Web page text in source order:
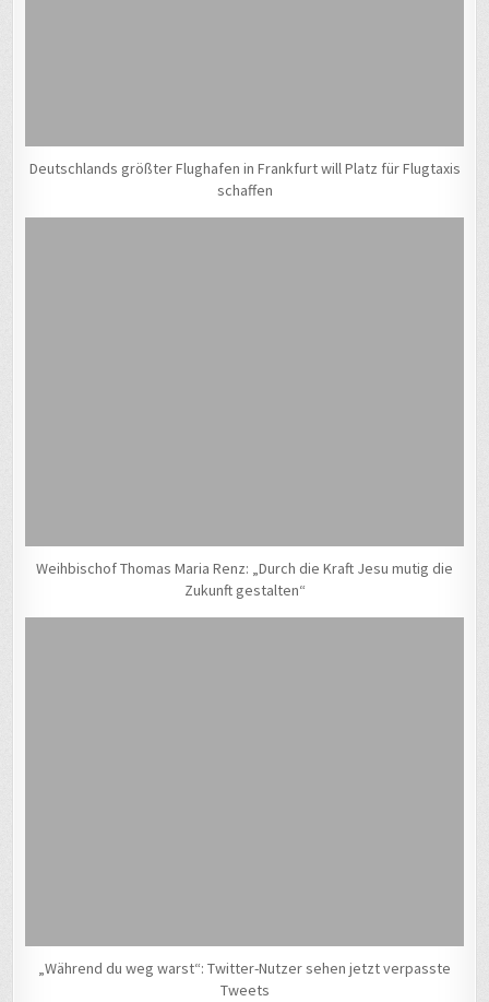
Deutschlands größter Flughafen in Frankfurt will Platz für Flugtaxis
schaffen
Weihbischof Thomas Maria Renz: „Durch die Kraft Jesu mutig die
Zukunft gestalten“
„Während du weg warst“: Twitter-Nutzer sehen jetzt verpasste
Tweets